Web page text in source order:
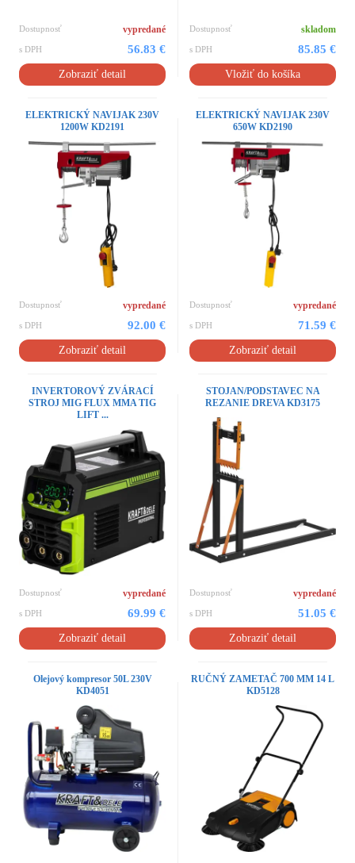
Dostupnosť vypredané
s DPH 56.83 €
Zobraziť detail
Dostupnosť skladom
s DPH 85.85 €
Vložiť do košíka
ELEKTRICKÝ NAVIJAK 230V
1200W KD2191
Dostupnosť vypredané
s DPH 92.00 €
Zobraziť detail
ELEKTRICKÝ NAVIJAK 230V
650W KD2190
Dostupnosť vypredané
s DPH 71.59 €
Zobraziť detail
INVERTOROVÝ ZVÁRACÍ
STROJ MIG FLUX MMA TIG
LIFT ...
Dostupnosť vypredané
s DPH 69.99 €
Zobraziť detail
STOJAN/PODSTAVEC NA
REZANIE DREVA KD3175
Dostupnosť vypredané
s DPH 51.05 €
Zobraziť detail
Olejový kompresor 50L 230V
KD4051
RUČNÝ ZAMETAČ 700 MM 14 L
KD5128